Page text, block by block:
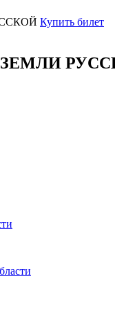
Купить билет